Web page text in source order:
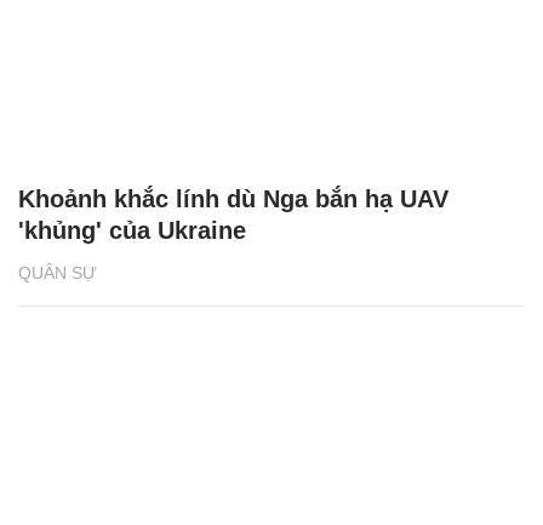
QUÂN SỰ
Khoảnh khắc lính dù Nga bắn hạ UAV
'khủng' của Ukraine